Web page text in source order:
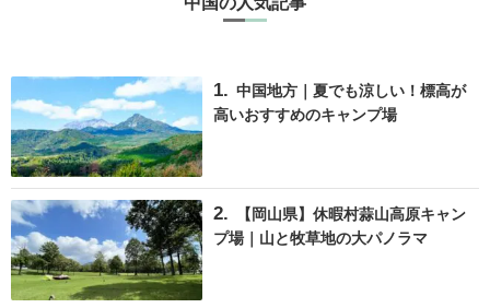
中国地方｜夏でも涼しい！標高が
高いおすすめのキャンプ場
【岡山県】休暇村蒜山高原キャン
プ場｜山と牧草地の大パノラマ